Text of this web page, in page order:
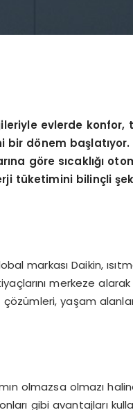
evlerde
bir dönem
göre sıcaklığı
tüketimini bilinçli
markası Daikin,
merkeze alarak
yaşam
olmazsa olmazı
gibi avantajları